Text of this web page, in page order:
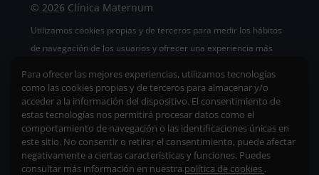
© 2026 Clínica Maternum
Utilizamos cookies propias y de terceros para medir los hábitos
de navegación de los usuarios y ofrecer una experiencia más
su uso.
Mapa del sitio | Accesibilidad | Política de cookies
Resumen de retención de datos
Para ofrecer las mejores experiencias, utilizamos tecnologías
como las cookies propias y de terceros para almacenar y/o
acceder a la información del dispositivo. El consentimiento de
estas tecnologías nos permitirá procesar datos como el
comportamiento de navegación o las identificaciones únicas en
este sitio. No consentir o retirar el consentimiento, puede afectar
negativamente a ciertas características y funciones. Puedes
consultar más información en nuestra política de cookies .